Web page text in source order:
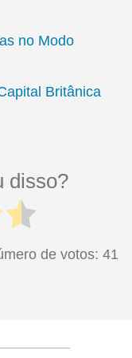
no Modo
Britânica
disso?
de votos: 41